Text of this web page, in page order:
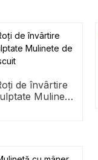
de învârtire
Mulinete